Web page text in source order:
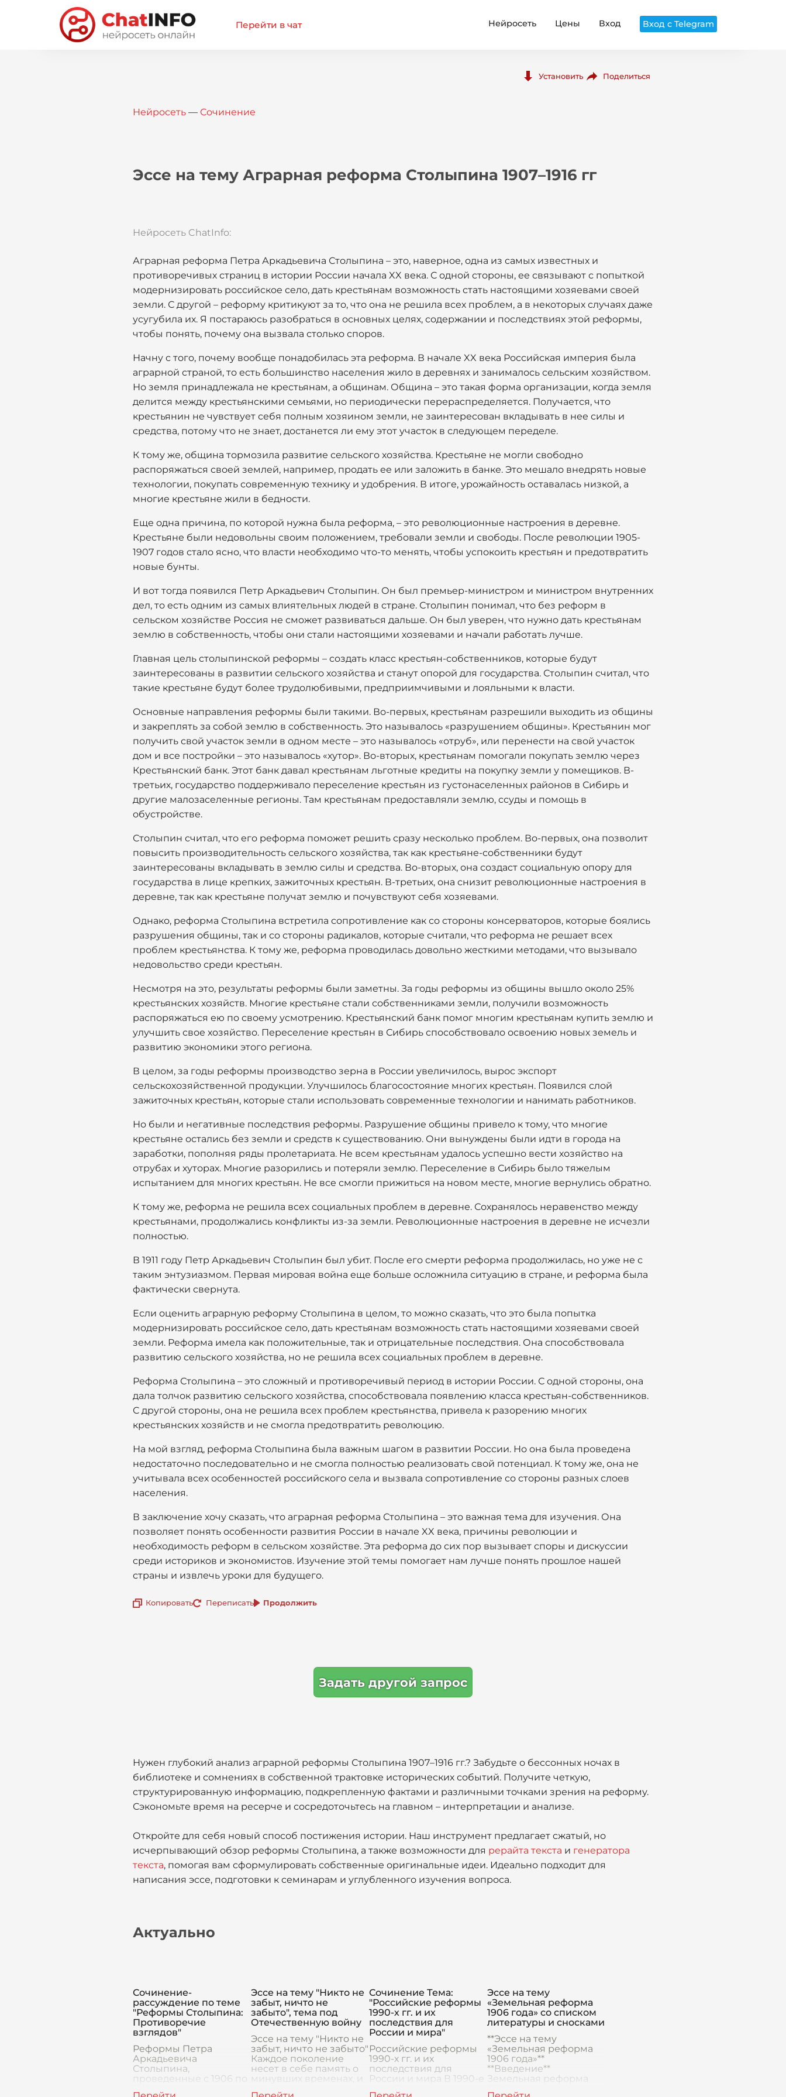
Перейти в чат Нейросеть Цены Вход Вход с Telegram
Установить Поделиться
Нейросеть — Сочинение
Эссе на тему Аграрная реформа Столыпина 1907–1916 гг
Нейросеть ChatInfo:
Аграрная реформа Петра Аркадьевича Столыпина – это, наверное, одна из самых известных и
противоречивых страниц в истории России начала XX века. С одной стороны, ее связывают с попыткой
модернизировать российское село, дать крестьянам возможность стать настоящими хозяевами своей
земли. С другой – реформу критикуют за то, что она не решила всех проблем, а в некоторых случаях даже
усугубила их. Я постараюсь разобраться в основных целях, содержании и последствиях этой реформы,
чтобы понять, почему она вызвала столько споров.
Начну с того, почему вообще понадобилась эта реформа. В начале XX века Российская империя была
аграрной страной, то есть большинство населения жило в деревнях и занималось сельским хозяйством.
Но земля принадлежала не крестьянам, а общинам. Община – это такая форма организации, когда земля
делится между крестьянскими семьями, но периодически перераспределяется. Получается, что
крестьянин не чувствует себя полным хозяином земли, не заинтересован вкладывать в нее силы и
средства, потому что не знает, достанется ли ему этот участок в следующем переделе.
К тому же, община тормозила развитие сельского хозяйства. Крестьяне не могли свободно
распоряжаться своей землей, например, продать ее или заложить в банке. Это мешало внедрять новые
технологии, покупать современную технику и удобрения. В итоге, урожайность оставалась низкой, а
многие крестьяне жили в бедности.
Еще одна причина, по которой нужна была реформа, – это революционные настроения в деревне.
Крестьяне были недовольны своим положением, требовали земли и свободы. После революции 1905-
1907 годов стало ясно, что власти необходимо что-то менять, чтобы успокоить крестьян и предотвратить
новые бунты.
И вот тогда появился Петр Аркадьевич Столыпин. Он был премьер-министром и министром внутренних
дел, то есть одним из самых влиятельных людей в стране. Столыпин понимал, что без реформ в
сельском хозяйстве Россия не сможет развиваться дальше. Он был уверен, что нужно дать крестьянам
землю в собственность, чтобы они стали настоящими хозяевами и начали работать лучше.
Главная цель столыпинской реформы – создать класс крестьян-собственников, которые будут
заинтересованы в развитии сельского хозяйства и станут опорой для государства. Столыпин считал, что
такие крестьяне будут более трудолюбивыми, предприимчивыми и лояльными к власти.
Основные направления реформы были такими. Во-первых, крестьянам разрешили выходить из общины
и закреплять за собой землю в собственность. Это называлось «разрушением общины». Крестьянин мог
получить свой участок земли в одном месте – это называлось «отруб», или перенести на свой участок
дом и все постройки – это называлось «хутор». Во-вторых, крестьянам помогали покупать землю через
Крестьянский банк. Этот банк давал крестьянам льготные кредиты на покупку земли у помещиков. В-
третьих, государство поддерживало переселение крестьян из густонаселенных районов в Сибирь и
другие малозаселенные регионы. Там крестьянам предоставляли землю, ссуды и помощь в
обустройстве.
Столыпин считал, что его реформа поможет решить сразу несколько проблем. Во-первых, она позволит
повысить производительность сельского хозяйства, так как крестьяне-собственники будут
заинтересованы вкладывать в землю силы и средства. Во-вторых, она создаст социальную опору для
государства в лице крепких, зажиточных крестьян. В-третьих, она снизит революционные настроения в
деревне, так как крестьяне получат землю и почувствуют себя хозяевами.
Однако, реформа Столыпина встретила сопротивление как со стороны консерваторов, которые боялись
разрушения общины, так и со стороны радикалов, которые считали, что реформа не решает всех
проблем крестьянства. К тому же, реформа проводилась довольно жесткими методами, что вызывало
недовольство среди крестьян.
Несмотря на это, результаты реформы были заметны. За годы реформы из общины вышло около 25%
крестьянских хозяйств. Многие крестьяне стали собственниками земли, получили возможность
распоряжаться ею по своему усмотрению. Крестьянский банк помог многим крестьянам купить землю и
улучшить свое хозяйство. Переселение крестьян в Сибирь способствовало освоению новых земель и
развитию экономики этого региона.
В целом, за годы реформы производство зерна в России увеличилось, вырос экспорт
сельскохозяйственной продукции. Улучшилось благосостояние многих крестьян. Появился слой
зажиточных крестьян, которые стали использовать современные технологии и нанимать работников.
Но были и негативные последствия реформы. Разрушение общины привело к тому, что многие
крестьяне остались без земли и средств к существованию. Они вынуждены были идти в города на
заработки, пополняя ряды пролетариата. Не всем крестьянам удалось успешно вести хозяйство на
отрубах и хуторах. Многие разорились и потеряли землю. Переселение в Сибирь было тяжелым
испытанием для многих крестьян. Не все смогли прижиться на новом месте, многие вернулись обратно.
К тому же, реформа не решила всех социальных проблем в деревне. Сохранялось неравенство между
крестьянами, продолжались конфликты из-за земли. Революционные настроения в деревне не исчезли
полностью.
В 1911 году Петр Аркадьевич Столыпин был убит. После его смерти реформа продолжилась, но уже не с
таким энтузиазмом. Первая мировая война еще больше осложнила ситуацию в стране, и реформа была
фактически свернута.
Если оценить аграрную реформу Столыпина в целом, то можно сказать, что это была попытка
модернизировать российское село, дать крестьянам возможность стать настоящими хозяевами своей
земли. Реформа имела как положительные, так и отрицательные последствия. Она способствовала
развитию сельского хозяйства, но не решила всех социальных проблем в деревне.
Реформа Столыпина – это сложный и противоречивый период в истории России. С одной стороны, она
дала толчок развитию сельского хозяйства, способствовала появлению класса крестьян-собственников.
С другой стороны, она не решила всех проблем крестьянства, привела к разорению многих
крестьянских хозяйств и не смогла предотвратить революцию.
На мой взгляд, реформа Столыпина была важным шагом в развитии России. Но она была проведена
недостаточно последовательно и не смогла полностью реализовать свой потенциал. К тому же, она не
учитывала всех особенностей российского села и вызвала сопротивление со стороны разных слоев
населения.
В заключение хочу сказать, что аграрная реформа Столыпина – это важная тема для изучения. Она
позволяет понять особенности развития России в начале XX века, причины революции и
необходимость реформ в сельском хозяйстве. Эта реформа до сих пор вызывает споры и дискуссии
среди историков и экономистов. Изучение этой темы помогает нам лучше понять прошлое нашей
страны и извлечь уроки для будущего.
Копировать Переписать Продолжить
Задать другой запрос
Нужен глубокий анализ аграрной реформы Столыпина 1907–1916 гг.? Забудьте о бессонных ночах в
библиотеке и сомнениях в собственной трактовке исторических событий. Получите четкую,
структурированную информацию, подкрепленную фактами и различными точками зрения на реформу.
Сэкономьте время на ресерче и сосредоточьтесь на главном – интерпретации и анализе.
Откройте для себя новый способ постижения истории. Наш инструмент предлагает сжатый, но
исчерпывающий обзор реформы Столыпина, а также возможности для рерайта текста и генератора
текста, помогая вам сформулировать собственные оригинальные идеи. Идеально подходит для
написания эссе, подготовки к семинарам и углубленного изучения вопроса.
Актуально
Сочинение-
рассуждение по теме
"Реформы Столыпина:
Противоречие
взглядов"
Реформы Петра
Аркадьевича
Столыпина,
проведенные с 1906 по
Эссе на тему "Никто не
забыт, ничто не
забыто", тема под
Отечественную войну
Эссе на тему "Никто не
забыт, ничто не забыто"
Каждое поколение
несет в себе память о
минувших временах, и
Сочинение Тема:
"Российские реформы
1990-х гг. и их
последствия для
России и мира"
Российские реформы
1990-х гг. и их
последствия для
России и мира В 1990-е
Эссе на тему
«Земельная реформа
1906 года» со списком
литературы и сносками
**Эссе на тему
«Земельная реформа
1906 года»**
**Введение**
Земельная реформа